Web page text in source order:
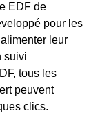
EDF de
pour les
leur
suivi
tous les
peuvent
clics.